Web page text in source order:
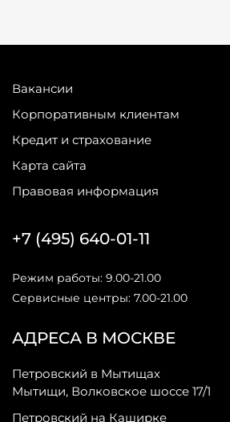
Вакансии
Корпоративным клиентам
Кредит и страхование
Карта сайта
Правовая информация
АДРЕСА В МОСКВЕ
Петровский в Мытищах
Мытищи, Волковское шоссе 17/1
Петровский на Каширке
+7 (495) 640-01-11
Режим работы: 9.00-21.00
Сервисные центры: 7.00-21.00